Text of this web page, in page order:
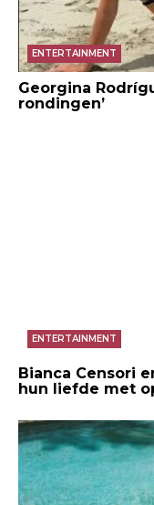
ENTERTAINMENT
Georgina
rondingen’
ENTERTAINMENT
Bianca Censori
hun liefde met